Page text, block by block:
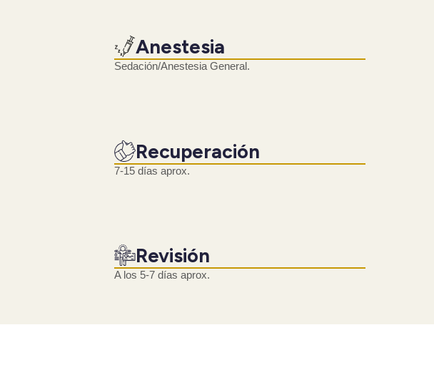
Anestesia
Sedación/Anestesia General.
Recuperación
7-15 días aprox.
Revisión
A los 5-7 días aprox.